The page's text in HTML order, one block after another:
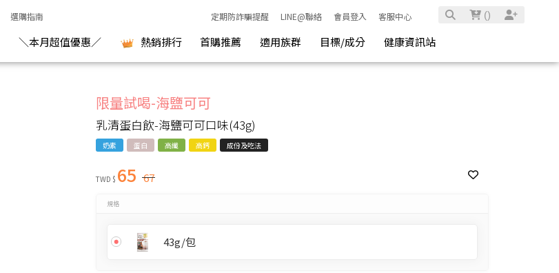
選購指南 定期防詐騙提醒 LINE@聯絡 會員登入 客服中心 ()
＼本月超值優惠／ 熱銷排行 首購推薦 適用族群 目標/成分 健康資訊站
限量試喝-海鹽可可
乳清蛋白飲-海鹽可可口味(43g)
奶素 蛋白 高纖 高鈣 成份及吃法
TWD $ 65 67
規格
43g/包